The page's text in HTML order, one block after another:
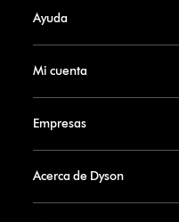
Ayuda
Mi cuenta
Empresas
Acerca de Dyson